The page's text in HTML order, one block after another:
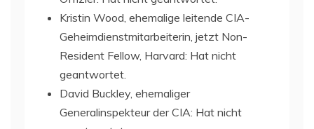
Kristin Wood, ehemalige leitende CIA-
Geheimdienstmitarbeiterin, jetzt Non-
Resident Fellow, Harvard: Hat nicht
geantwortet.
David Buckley, ehemaliger
Generalinspekteur der CIA: Hat nicht